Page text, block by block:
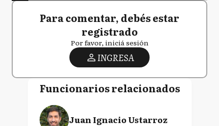
Para comentar, debés estar
registrado
Por favor, iniciá sesión
INGRESA
Funcionarios relacionados
Juan Ignacio Ustarroz